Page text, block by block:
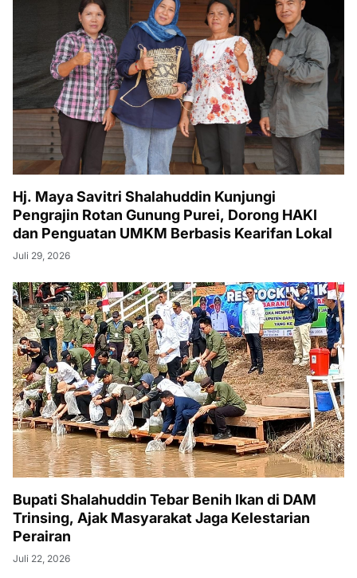
Hj. Maya Savitri Shalahuddin Kunjungi
Pengrajin Rotan Gunung Purei, Dorong HAKI
dan Penguatan UMKM Berbasis Kearifan Lokal
Juli 29, 2026
Bupati Shalahuddin Tebar Benih Ikan di DAM
Trinsing, Ajak Masyarakat Jaga Kelestarian
Perairan
Juli 22, 2026